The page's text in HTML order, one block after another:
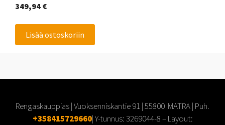
349,94 €
Lisää ostoskoriin
Rengaskauppias | Vuoksenniskantie 91 | 55800 IMATRA | Puh.
+358415729660| Y-tunnus:3269044-8– Layout: